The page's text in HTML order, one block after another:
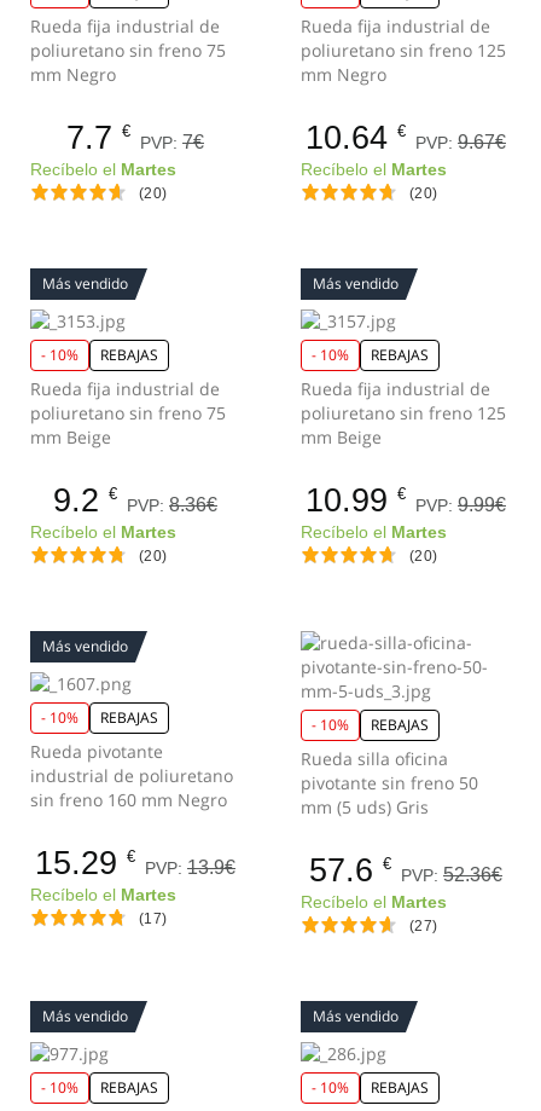
Rueda fija industrial de
poliuretano sin freno 75
mm Negro
7.7 €
PVP: 7€
Recíbelo el Martes
(20)
Rueda fija industrial de
poliuretano sin freno 125
mm Negro
10.64 €
PVP: 9.67€
Recíbelo el Martes
(20)
Más vendido
- 10% REBAJAS
Rueda fija industrial de
poliuretano sin freno 75
mm Beige
9.2 €
PVP: 8.36€
Recíbelo el Martes
(20)
Más vendido
- 10% REBAJAS
Rueda fija industrial de
poliuretano sin freno 125
mm Beige
10.99 €
PVP: 9.99€
Recíbelo el Martes
(20)
Más vendido
- 10% REBAJAS
Rueda pivotante
industrial de poliuretano
sin freno 160 mm Negro
15.29 €
PVP: 13.9€
Recíbelo el Martes
(17)
- 10% REBAJAS
Rueda silla oficina
pivotante sin freno 50
mm (5 uds) Gris
57.6 €
PVP: 52.36€
Recíbelo el Martes
(27)
Más vendido
- 10% REBAJAS
Más vendido
- 10% REBAJAS